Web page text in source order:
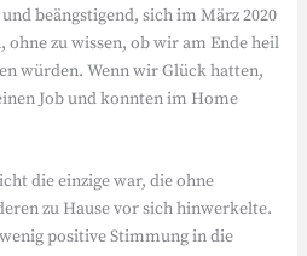
beängstigend, sich im März 2020
ohne zu wissen, ob wir am Ende heil
würden. Wenn wir Glück hatten,
Job und konnten im Home
die einzige war, die ohne
zu Hause vor sich hinwerkelte.
positive Stimmung in die